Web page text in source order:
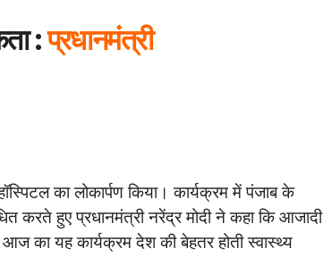
:प्रधानमंत्री
का लोकार्पण किया। कार्यक्रम में पंजाब के
करते हुए प्रधानमंत्री नरेंद्र मोदी ने कहा कि आजादी
यह कार्यक्रम देश की बेहतर होती स्वास्थ्य